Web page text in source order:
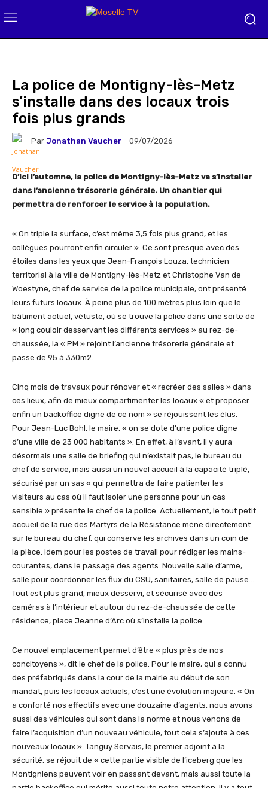
La police de Montigny-lès-Metz
s’installe dans des locaux trois
fois plus grands
Par Jonathan Vaucher 09/07/2026
D’ici l’automne, la police de Montigny-lès-Metz va s’installer
dans l’ancienne trésorerie générale. Un chantier qui
permettra de renforcer le service à la population.
« On triple la surface, c’est même 3,5 fois plus grand, et les
collègues pourront enfin circuler ». Ce sont presque avec des
étoiles dans les yeux que Jean-François Louza, technicien
territorial à la ville de Montigny-lès-Metz et Christophe Van de
Woestyne, chef de service de la police municipale, ont présenté
leurs futurs locaux. À peine plus de 100 mètres plus loin que le
bâtiment actuel, vétuste, où se trouve la police dans une sorte de
« long couloir desservant les différents services » au rez-de-
chaussée, la « PM » rejoint l’ancienne trésorerie générale et
passe de 95 à 330m2.
Cinq mois de travaux pour rénover et « recréer des salles » dans
ces lieux, afin de mieux compartimenter les locaux « et proposer
enfin un backoffice digne de ce nom » se réjouissent les élus.
Pour Jean-Luc Bohl, le maire, « on se dote d’une police digne
d’une ville de 23 000 habitants ». En effet, à l’avant, il y aura
désormais une salle de briefing qui n’existait pas, le bureau du
chef de service, mais aussi un nouvel accueil à la capacité triplé,
sécurisé par un sas « qui permettra de faire patienter les
visiteurs au cas où il faut isoler une personne pour un cas
sensible » présente le chef de la police. Actuellement, le tout petit
accueil de la rue des Martyrs de la Résistance mène directement
sur le bureau du chef, qui conserve les archives dans un coin de
la pièce. Idem pour les postes de travail pour rédiger les mains-
courantes, dans le passage des agents. Nouvelle salle d’arme,
salle pour coordonner les flux du CSU, sanitaires, salle de pause…
Tout est plus grand, mieux desservi, et sécurisé avec des
caméras à l’intérieur et autour du rez-de-chaussée de cette
résidence, place Jeanne d’Arc où s’installe la police.
Ce nouvel emplacement permet d’être « plus près de nos
concitoyens », dit le chef de la police. Pour le maire, qui a connu
des préfabriqués dans la cour de la mairie au début de son
mandat, puis les locaux actuels, c’est une évolution majeure. « On
a conforté nos effectifs avec une douzaine d’agents, nous avons
aussi des véhicules qui sont dans la norme et nous venons de
faire l’acquisition d’un nouveau véhicule, tout cela s’ajoute à ces
nouveaux locaux ». Tanguy Servais, le premier adjoint à la
sécurité, se réjouit de « cette partie visible de l’iceberg que les
Montigniens peuvent voir en passant devant, mais aussi toute la